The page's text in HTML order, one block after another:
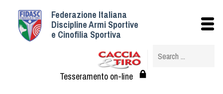
Federazione Italiana
Discipline Armi Sportive
e Cinofilia Sportiva
Tesseramento on-line
Istituzionale
Struttura
Albo Veterinari federali